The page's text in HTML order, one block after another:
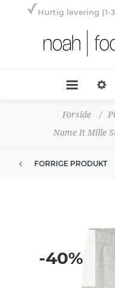
Hurtig levering (1-
Forside /
Name It Mille
FORRIGE PRODUKT
-40%